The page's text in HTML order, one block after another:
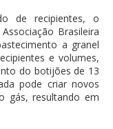
de recipientes, o
Brasileira
a granel
e volumes,
do botijões de 13
pode criar novos
gás, resultando em